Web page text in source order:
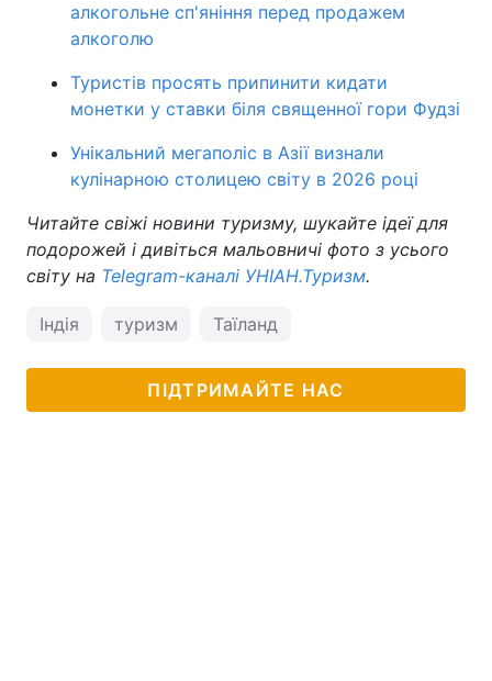
алкогольне сп'яніння перед продажем
алкоголю
Туристів просять припинити кидати
монетки у ставки біля священної гори Фудзі
Унікальний мегаполіс в Азії визнали
кулінарною столицею світу в 2026 році
Читайте свіжі новини туризму, шукайте ідеї для
подорожей і дивіться мальовничі фото з усього
світу на Telegram-каналі УНІАН.Туризм.
Індія туризм Таїланд
ПІДТРИМАЙТЕ НАС